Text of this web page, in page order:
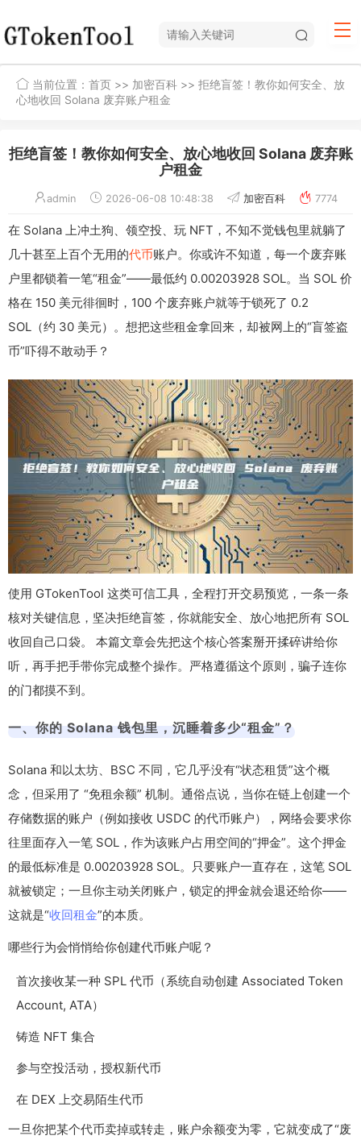
当前位置： 首页 >> 加密百科 >> 拒绝盲签！教你如何安全、放
心地收回 Solana 废弃账户租金
拒绝盲签！教你如何安全、放心地收回 Solana 废弃账
户租金
admin 2026-06-08 10:48:38 加密百科 7774
在 Solana 上冲土狗、领空投、玩 NFT，不知不觉钱包里就躺了
几十甚至上百个无用的代币账户。你或许不知道，每一个废弃账
户里都锁着一笔“租金”——最低约 0.00203928 SOL。当 SOL 价
格在 150 美元徘徊时，100 个废弃账户就等于锁死了 0.2
SOL（约 30 美元）。想把这些租金拿回来，却被网上的“盲签盗
币”吓得不敢动手？
使用 GTokenTool 这类可信工具，全程打开交易预览，一条一条
核对关键信息，坚决拒绝盲签，你就能安全、放心地把所有 SOL
收回自己口袋。 本篇文章会先把这个核心答案掰开揉碎讲给你
听，再手把手带你完成整个操作。严格遵循这个原则，骗子连你
的门都摸不到。
一、你的 Solana 钱包里，沉睡着多少“租金”？
Solana 和以太坊、BSC 不同，它几乎没有“状态租赁”这个概
念，但采用了 “免租余额” 机制。通俗点说，当你在链上创建一个
存储数据的账户（例如接收 USDC 的代币账户），网络会要求你
往里面存入一笔 SOL，作为该账户占用空间的“押金”。这个押金
的最低标准是 0.00203928 SOL。只要账户一直存在，这笔 SOL
就被锁定；一旦你主动关闭账户，锁定的押金就会退还给你——
这就是“收回租金”的本质。
哪些行为会悄悄给你创建代币账户呢？
首次接收某一种 SPL 代币（系统自动创建 Associated Token
Account, ATA）
铸造 NFT 集合
参与空投活动，授权新代币
在 DEX 上交易陌生代币
一旦你把某个代币卖掉或转走，账户余额变为零，它就变成了“废